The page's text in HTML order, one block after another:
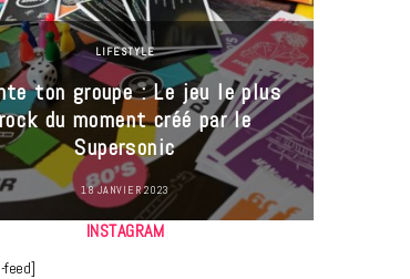
LIFESTYLE
ton groupe : Le jeu le plus
du moment créé par le
Supersonic
18 JANVIER 2023
INSTAGRAM
feed]